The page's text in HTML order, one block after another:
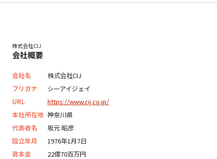
株式会社CIJ
会社概要
会社名
株式会社CIJ
フリガナ
シーアイジェイ
URL
https://www.cij.co.jp/
本社所在地 神奈川県
代表者名
坂元 昭彦
設立年月
1976年1月7日
資本金
22億70百万円